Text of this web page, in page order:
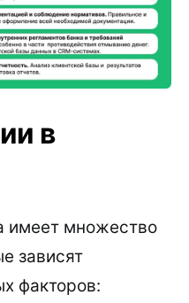
в
имеет множество
зависят
факторов: